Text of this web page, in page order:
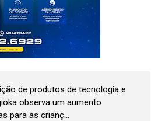
de produtos de tecnologia e
observa um aumento
para as crianç...